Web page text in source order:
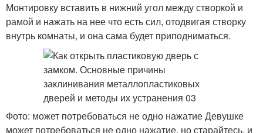
Монтировку вставить в нижний угол между створкой и
рамой и нажать на нее что есть сил, отодвигая створку
внутрь комнаты, и она сама будет приподниматься.
Фото: может потребоваться не одно нажатие Девушке
может потребоваться не одно нажатие, но старайтесь, и